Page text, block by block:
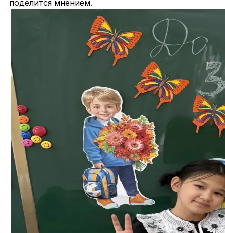
поделится мнением.